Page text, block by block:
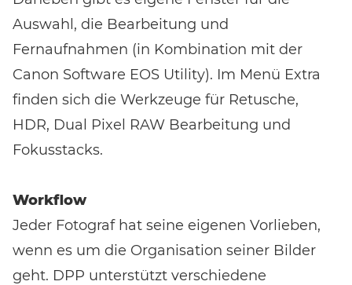
Event-Code hier eingeben
Auswahl, die Bearbeitung und
Fernaufnahmen (in Kombination mit der
Canon Software EOS Utility). Im Menü Extra
finden sich die Werkzeuge für Retusche,
HDR, Dual Pixel RAW Bearbeitung und
Fokusstacks.
Workflow
Jeder Fotograf hat seine eigenen Vorlieben,
wenn es um die Organisation seiner Bilder
geht. DPP unterstützt verschiedene